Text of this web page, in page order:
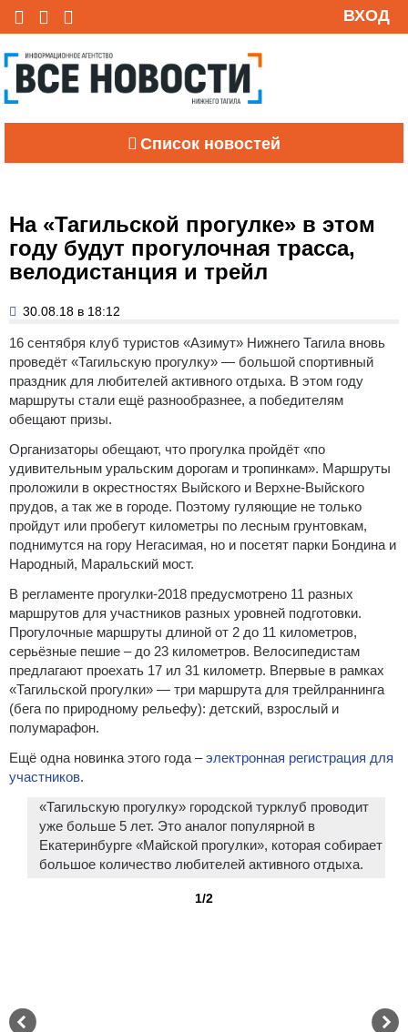
ВХОД
Список новостей
На «Тагильской прогулке» в этом
году будут прогулочная трасса,
велодистанция и трейл
30.08.18 в 18:12
16 сентября клуб туристов «Азимут» Нижнего Тагила вновь
проведёт «Тагильскую прогулку» — большой спортивный
праздник для любителей активного отдыха. В этом году
маршруты стали ещё разнообразнее, а победителям
обещают призы.
Организаторы обещают, что прогулка пройдёт «по
удивительным уральским дорогам и тропинкам». Маршруты
проложили в окрестностях Выйского и Верхне-Выйского
прудов, а так же в городе. Поэтому гуляющие не только
пройдут или пробегут километры по лесным грунтовкам,
поднимутся на гору Негасимая, но и посетят парки Бондина и
Народный, Маральский мост.
В регламенте прогулки-2018 предусмотрено 11 разных
маршрутов для участников разных уровней подготовки.
Прогулочные маршруты длиной от 2 до 11 километров,
серьёзные пешие – до 23 километров. Велосипедистам
предлагают проехать 17 ил 31 километр. Впервые в рамках
«Тагильской прогулки» — три маршрута для трейлраннинга
(бега по природному рельефу): детский, взрослый и
полумарафон.
Ещё одна новинка этого года –электронная регистрация для
участников.
«Тагильскую прогулку» городской турклуб проводит
уже больше 5 лет. Это аналог популярной в
Екатеринбурге «Майской прогулки», которая собирает
большое количество любителей активного отдыха.
1/2